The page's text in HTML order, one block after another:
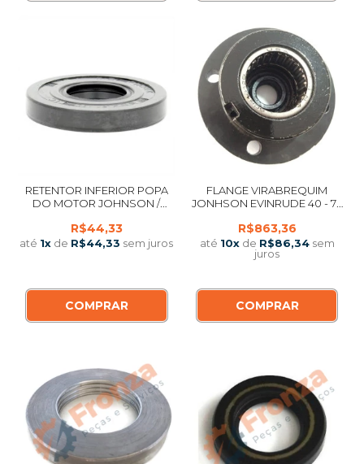
RETENTOR INFERIOR POPA
DO MOTOR JOHNSON /
R$44,33
até 1x de R$44,33 sem juros
COMPRAR
FLANGE VIRABREQUIM
JONHSON EVINRUDE 40 - 75
R$863,36
até 10xde R$86,34sem
juros
COMPRAR